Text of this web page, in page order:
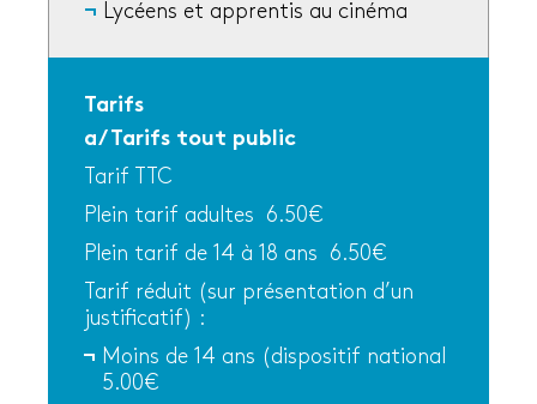
Lycéens et apprentis au cinéma
Tarifs
a/Tarifs tout public
Tarif TTC
Plein tarif adultes 6.50€
Plein tarif de 14 à 18 ans 6.50€
Tarif réduit (sur présentation d’un
justificatif) :
Moins de 14 ans (dispositif national
5.00€